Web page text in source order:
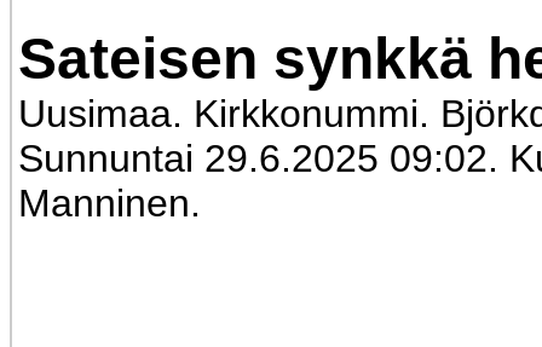
Sateisen synkkä
Uusimaa. Kirkkonummi.
Sunnuntai 29.6.2025 09:02.
Manninen.